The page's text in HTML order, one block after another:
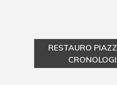
Chi è Paolo Ferrari
RESTAURO